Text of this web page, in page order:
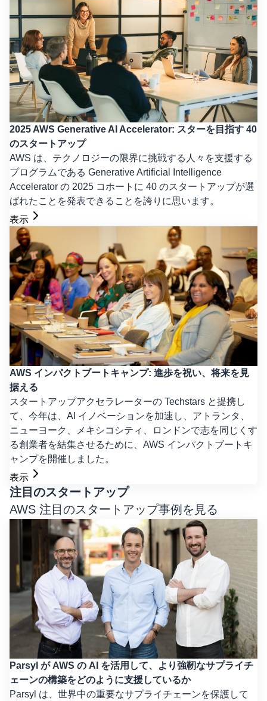
2025 AWS Generative AI Accelerator: スターを目指す 40
のスタートアップ
AWS は、テクノロジーの限界に挑戦する人々を支援する
プログラムである Generative Artificial Intelligence
Accelerator の 2025 コホートに 40 のスタートアップが選
ばれたことを発表できることを誇りに思います。
表示
AWS インパクトブートキャンプ: 進歩を祝い、将来を見
据える
スタートアップアクセラレーターの Techstars と提携し
て、今年は、AI イノベーションを加速し、アトランタ、
ニューヨーク、メキシコシティ、ロンドンで志を同じくす
る創業者を結集させるために、AWS インパクトブートキ
ャンプを開催しました。
表示
注目のスタートアップ
AWS 注目のスタートアップ事例を見る
Parsyl が AWS の AI を活用して、より強靭なサプライチ
ェーンの構築をどのように支援しているか
Parsyl は、世界中の重要なサプライチェーンを保護して